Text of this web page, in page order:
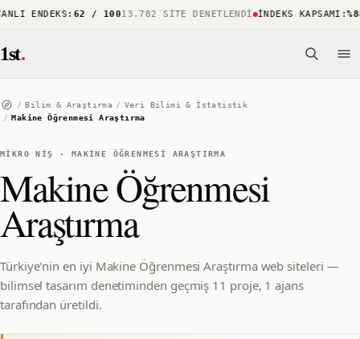
ENDEKS:62 / 10013.782 SITE DENETLENDI İNDEKS KAPSAMI:%88
1st.
/ Bilim & Araştırma / Veri Bilimi & İstatistik
/ Makine Öğrenmesi Araştırma
MIKRO NIŞ · MAKINE ÖĞRENMESI ARAŞTIRMA
Makine Öğrenmesi
Araştırma
Türkiye'nin en iyi Makine Öğrenmesi Araştırma web siteleri —
bilimsel tasarım denetiminden geçmiş 11 proje, 1 ajans
tarafından üretildi.